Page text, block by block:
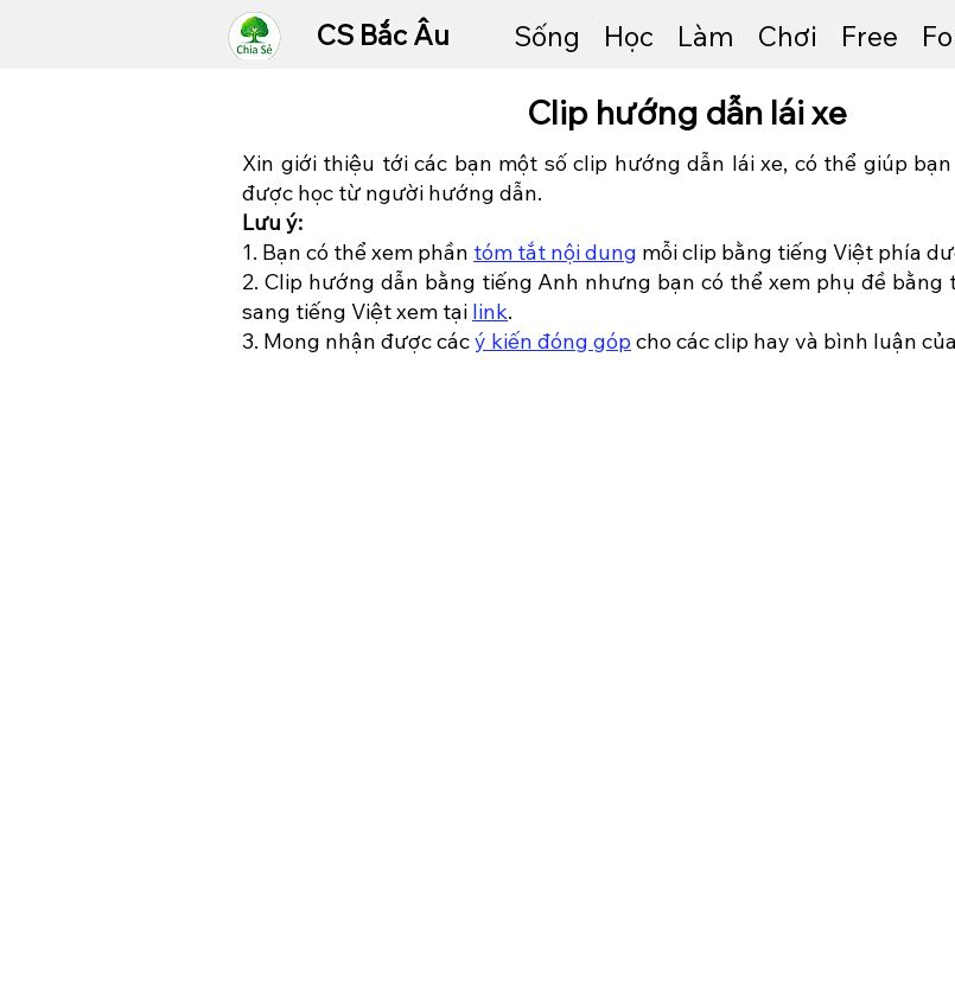
CS Bắc Âu Sống Học Làm Chơi Free
Clip hướng dẫn lái xe
Xin giới thiệu tới các bạn một số clip hướng dẫn lái xe, có thể giúp
được học từ người hướng dẫn.
Lưu ý:
1. Bạn có thể xem phần tóm tắt nội dung mỗi clip bằng tiếng Việt phía
2. Clip hướng dẫn bằng tiếng Anh nhưng bạn có thể xem phụ đề
sang tiếng Việt xem tại link.
3. Mong nhận được cácý kiến đóng góp cho các clip hay và bình luận